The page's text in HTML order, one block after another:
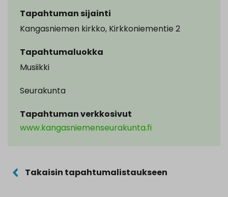
Tapahtuman sijainti
Kangasniemen kirkko, Kirkkoniementie 2
Tapahtumaluokka
Musiikki
Seurakunta
Tapahtuman verkkosivut
www.kangasniemenseurakunta.fi
Takaisin tapahtumalistaukseen